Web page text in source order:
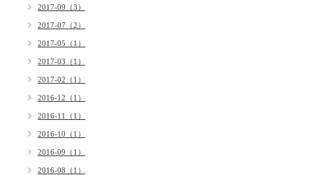
2017-09（3）
2017-07（2）
2017-05（1）
2017-03（1）
2017-02（1）
2016-12（1）
2016-11（1）
2016-10（1）
2016-09（1）
2016-08（1）